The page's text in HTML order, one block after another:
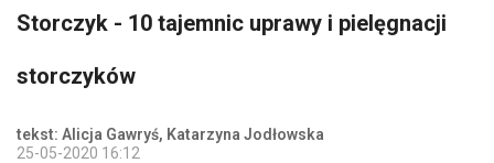
Storczyk - 10 tajemnic uprawy i pielęgnacji
storczyków
tekst: Alicja Gawryś, Katarzyna Jodłowska
25-05-2020 16:12